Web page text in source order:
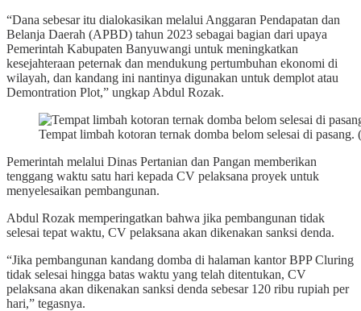
“Dana sebesar itu dialokasikan melalui Anggaran Pendapatan dan
Belanja Daerah (APBD) tahun 2023 sebagai bagian dari upaya
Pemerintah Kabupaten Banyuwangi untuk meningkatkan
kesejahteraan peternak dan mendukung pertumbuhan ekonomi di
wilayah, dan kandang ini nantinya digunakan untuk demplot atau
Demontration Plot,” ungkap Abdul Rozak.
Tempat limbah kotoran ternak domba belom selesai di
Pemerintah melalui Dinas Pertanian dan Pangan memberikan
tenggang waktu satu hari kepada CV pelaksana proyek untuk
menyelesaikan pembangunan.
Abdul Rozak memperingatkan bahwa jika pembangunan tidak
selesai tepat waktu, CV pelaksana akan dikenakan sanksi denda.
“Jika pembangunan kandang domba di halaman kantor BPP Cluring
tidak selesai hingga batas waktu yang telah ditentukan, CV
pelaksana akan dikenakan sanksi denda sebesar 120 ribu rupiah per
hari,” tegasnya.